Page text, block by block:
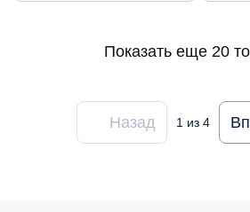
Показать еще 20
Назад 1 из 4